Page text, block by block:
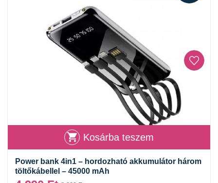
Kosárba teszem
Power bank 4in1 – hordozható akkumulátor három
töltőkábellel – 45000 mAh